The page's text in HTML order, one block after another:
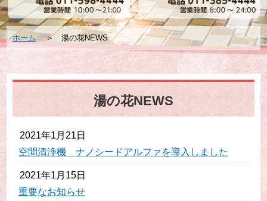
ホーム ＞湯の花NEWS
湯の花NEWS
2021年1月21日
空間清浄機 ナノシードアルファを導入しました
2021年1月15日
重要なお知らせ